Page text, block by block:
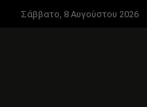
Σάββατο, 8 Αυγούστου 2026